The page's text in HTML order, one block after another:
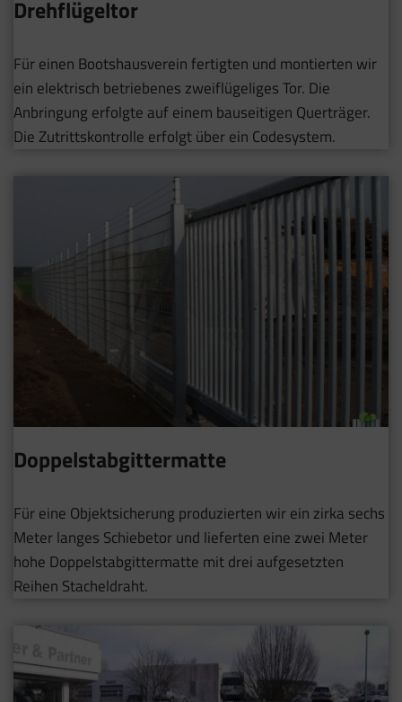
Drehflügeltor
Für einen Bootshausverein fertigten und montierten wir
ein elektrisch betriebenes zweiflügeliges Tor. Die
Anbringung erfolgte auf einem bauseitigen Querträger.
Die Zutrittskontrolle erfolgt über ein Codesystem.
Doppelstabgittermatte
Für eine Objektsicherung produzierten wir ein zirka sechs
Meter langes Schiebetor und lieferten eine zwei Meter
hohe Doppelstabgittermatte mit drei aufgesetzten
Reihen Stacheldraht.